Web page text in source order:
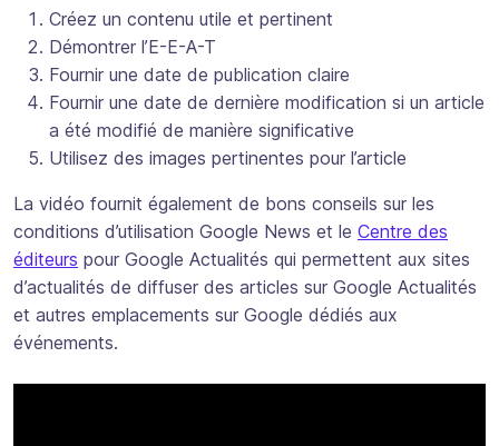
Créez un contenu utile et pertinent
Démontrer l’E-E-A-T
Fournir une date de publication claire
Fournir une date de dernière modification si un article
a été modifié de manière significative
Utilisez des images pertinentes pour l’article
La vidéo fournit également de bons conseils sur les
conditions d’utilisation Google News et le Centre des
éditeurs pour Google Actualités qui permettent aux sites
d’actualités de diffuser des articles sur Google Actualités
et autres emplacements sur Google dédiés aux
événements.